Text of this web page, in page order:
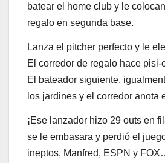
batear el home club y le
regalo en segunda base.
Lanza el pitcher perfecto y le
El corredor de regalo hace pisi-
El bateador siguiente,
los jardines y el corredor anota
¡Ese lanzador hizo 29 outs en
se le embasara y perdió el
ineptos, Manfred, ESPN y